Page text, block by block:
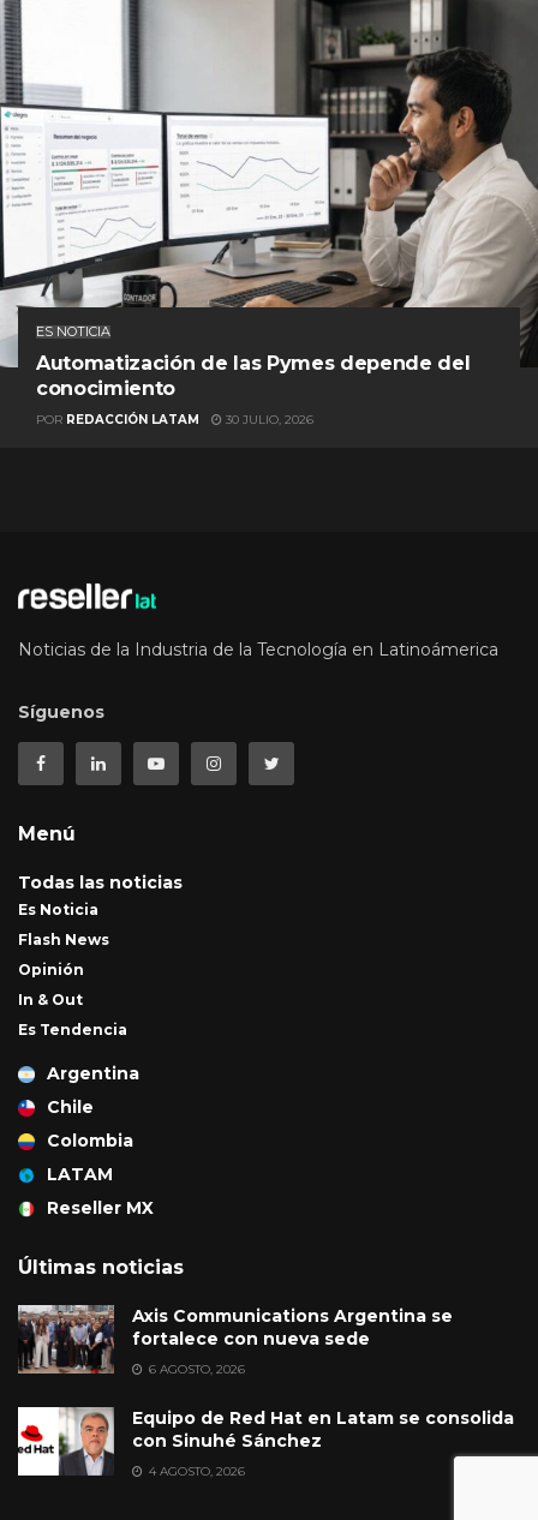
ES NOTICIA
Automatización de las Pymes depende del
conocimiento
POR REDACCIÓN LATAM 30 JULIO, 2026
Noticias de la Industria de la Tecnología en Latinoámerica
Síguenos
Menú
Todas las noticias
Es Noticia
Flash News
Opinión
In & Out
Es Tendencia
Argentina
Chile
Colombia
LATAM
Reseller MX
Últimas noticias
Axis Communications Argentina se
fortalece con nueva sede
6 AGOSTO, 2026
Equipo de Red Hat en Latam se consolida
con Sinuhé Sánchez
4 AGOSTO, 2026